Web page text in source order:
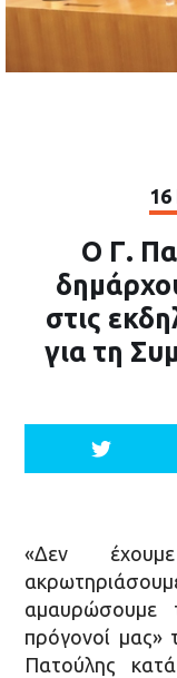
16
Ο Γ.
στις
για τη
«Δεν
αμαυρώσουμε
πρόγονοί μας»
Πατούλης